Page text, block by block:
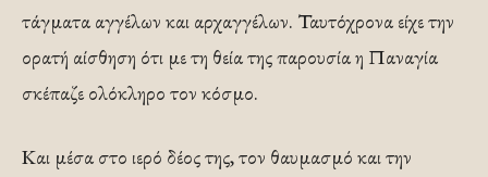
τάγματα αγγέλων και αρχαγγέλων. Ταυτόχρονα είχε την
ορατή αίσθηση ότι με τη θεία της παρουσία η Παναγία
σκέπαζε ολόκληρο τον κόσμο.
Και μέσα στο ιερό δέος της, τον θαυμασμό και την